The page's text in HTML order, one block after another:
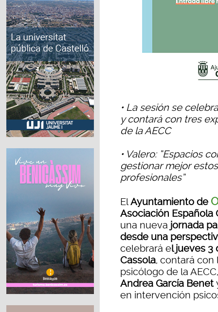
• La sesión se
y contará con tres
de la AECC
• Valero: “Espacios
gestionar mejor
profesionales”
ElAyuntamiento de
Asociación Española
una nueva jornada
desde una
celebrará el jueves 3
Cassola, contará
psicólogo de la
Andrea García Benet
en intervención